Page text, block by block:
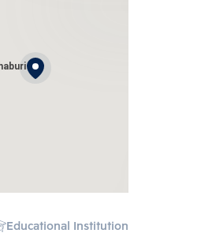
Educational Institution